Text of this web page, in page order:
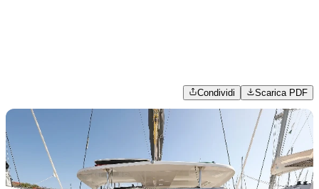
Condividi Scarica PDF